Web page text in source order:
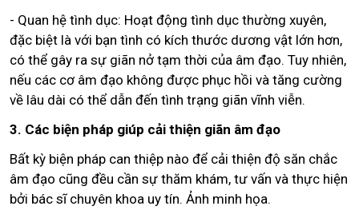
- Quan hệ tình dục: Hoạt động tình dục thường xuyên,
đặc biệt là với bạn tình có kích thước dương vật lớn hơn,
có thể gây ra sự giãn nở tạm thời của âm đạo. Tuy nhiên,
nếu các cơ âm đạo không được phục hồi và tăng cường
về lâu dài có thể dẫn đến tình trạng giãn vĩnh viễn.
3. Các biện pháp giúp cải thiện giãn âm đạo
Bất kỳ biện pháp can thiệp nào để cải thiện độ săn chắc
âm đạo cũng đều cần sự thăm khám, tư vấn và thực hiện
bởi bác sĩ chuyên khoa uy tín. Ảnh minh họa.